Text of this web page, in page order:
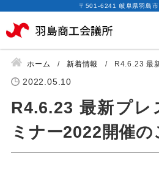
〒501-6241 岐阜県羽島
ホーム 新着情報 R4.6.23 最
2022.05.10
R4.6.23 最新プレ
ミナー2022開催の